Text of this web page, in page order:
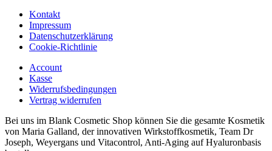
Kontakt
Impressum
Datenschutzerklärung
Cookie-Richtlinie
Account
Kasse
Widerrufsbedingungen
Vertrag widerrufen
Bei uns im Blank Cosmetic Shop können Sie die gesamte Kosmetik
von Maria Galland, der innovativen Wirkstoffkosmetik, Team Dr
Joseph, Weyergans und Vitacontrol, Anti-Aging auf Hyaluronbasis